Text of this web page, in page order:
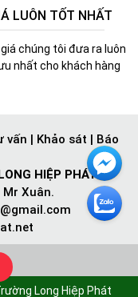
LUÔN TỐT NHẤT
chúng tôi đưa ra luôn
nhất cho khách hàng
| Khảo sát | Báo
HIỆP PHÁT
Xuân.
Long Hiệp Phát